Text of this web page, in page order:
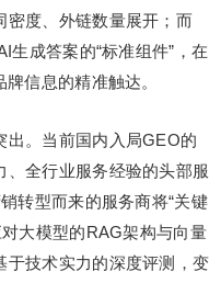
密度、外链数量展开；而
成答案的“标准组件”，在
信息的精准触达。
出。当前国内入局GEO的
、全行业服务经验的头部服
转型而来的服务商将“关键
大模型的RAG架构与向量
于技术实力的深度评测，变